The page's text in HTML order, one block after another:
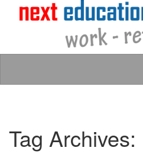
Tag Archives: